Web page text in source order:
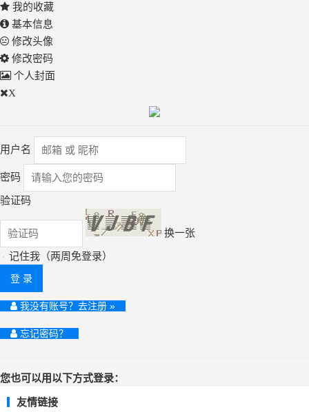
我的收藏
基本信息
修改头像
修改密码
个人封面
X
用户名
密码
验证码
换一张
记住我（两周免登录）
登 录
我没有账号？去注册 »
忘记密码？
您也可以用以下方式登录：
友情链接